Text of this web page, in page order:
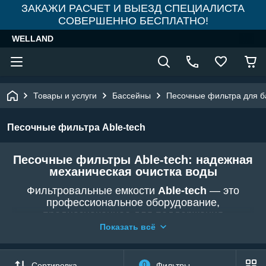
ЗАКАЖИ РАСЧЕТ И ВЫЕЗД СПЕЦИАЛИСТА
СОВЕРШЕННО БЕСПЛАТНО!
WELLAND
Товары и услуги Бассейны Песочные фильтра для
Песочные фильтра Able-tech
Песочные фильтры Able-tech: надежная
механическая очистка воды
Фильтровальные емкости Able-tech — это
профессиональное оборудование,
предназначенное для поддержания
кристальной чистоты воды в вашем бассейне. В
Able-tech, которые отличаются прочностью
конструкции и высокой эффективностью
Показать всё